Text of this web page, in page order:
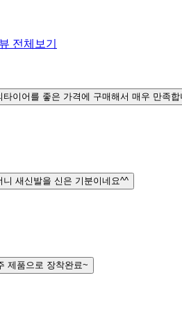
전체보기
타이어를 좋은 가격에 구매해서 매우 만족합
니 새신발을 신은 기분이네요^^
제품으로 장착완료~